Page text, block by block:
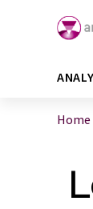
Home